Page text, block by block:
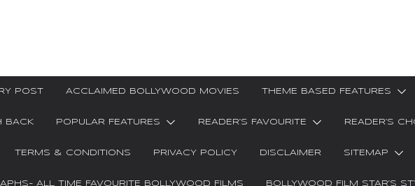
POST ACCLAIMED BOLLYWOOD MOVIES THEME BASED FEATURES
BACK POPULAR FEATURES READER’S FAVOURITE READER’S
TERMS & CONDITIONS PRIVACY POLICY DISCLAIMER SITEMAP
ALL TIME FAVOURITE BOLLYWOOD FILMS BOLLYWOOD FILM STAR’S